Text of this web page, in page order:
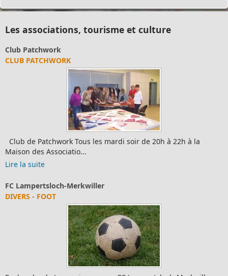
Les associations, tourisme et culture
Patchwork
PATCHWORK
de Patchwork Tous les mardi soir de 20h à 22h à la
des Associatio...
la suite
Merkwiller
- FOOT